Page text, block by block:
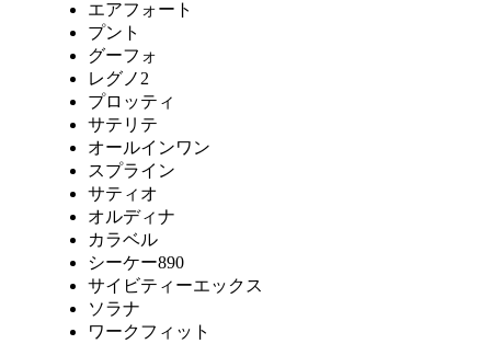
エアフォート
プント
グーフォ
レグノ2
プロッティ
サテリテ
オールインワン
スプライン
サティオ
オルディナ
カラベル
シーケー890
サイビティーエックス
ソラナ
ワークフィット